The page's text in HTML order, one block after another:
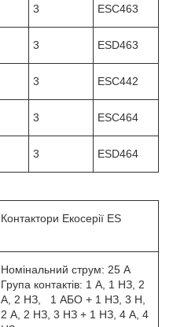
3 ESC463
3 ESD463
3 ESC442
3 ESC464
3 ESD464
Контактори Екосерії ES
Номінальний струм: 25 А
Група контактів: 1 А, 1 НЗ, 2
А, 2 НЗ, 1 АБО + 1 НЗ, 3 Н,
2 А, 2 НЗ, 3 НЗ + 1 НЗ, 4 А, 4